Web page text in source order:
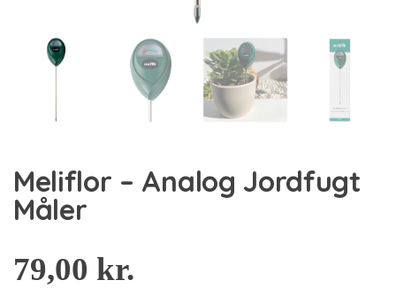
Meliflor – Analog Jordfugt
Måler
79,00 kr.